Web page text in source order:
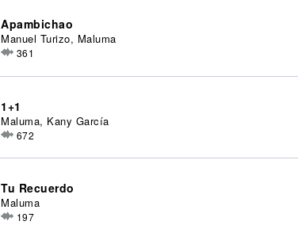
Apambichao
Manuel Turizo, Maluma
361
1+1
Maluma, Kany García
672
Tu Recuerdo
Maluma
197